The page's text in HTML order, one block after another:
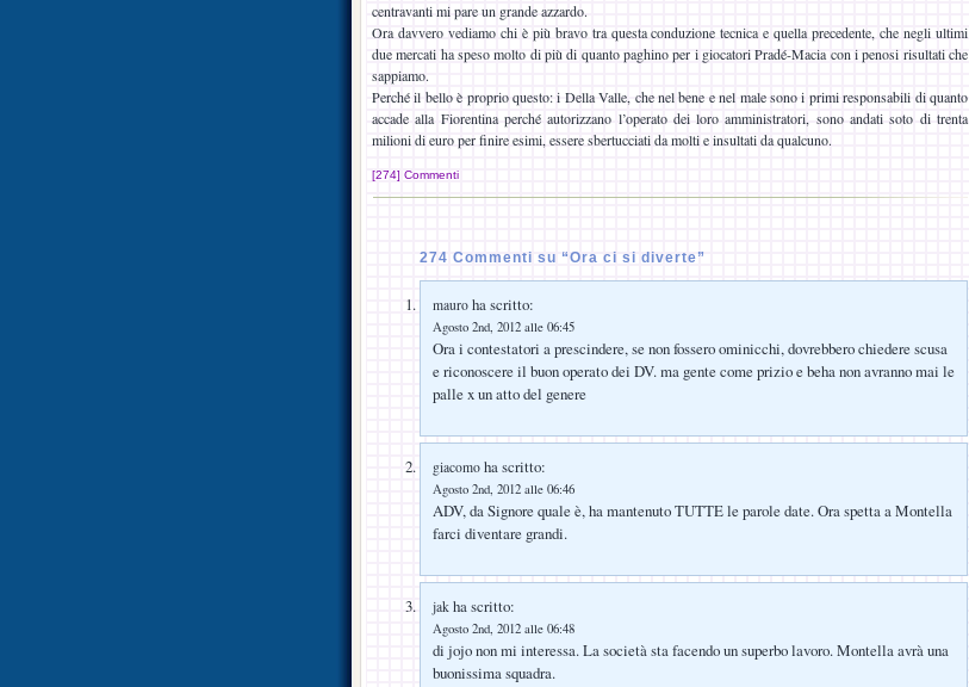
centravanti mi pare un grande azzardo.
Ora davvero vediamo chi è più bravo tra questa conduzione tecnica e quella precedente, che negli ultimi
due mercati ha speso molto di più di quanto paghino per i giocatori Pradé-Macia con i penosi risultati che
sappiamo.
Perché il bello è proprio questo: i Della Valle, che nel bene e nel male sono i primi responsabili di quanto
accade alla Fiorentina perché autorizzano l’operato dei loro amministratori, sono andati soto di trenta
milioni di euro per finire esimi, essere sbertucciati da molti e insultati da qualcuno.
[274] Commenti
274 Commenti su “Ora ci si diverte”
mauro ha scritto:
Agosto 2nd, 2012 alle 06:45
Ora i contestatori a prescindere, se non fossero ominicchi, dovrebbero chiedere scusa
e riconoscere il buon operato dei DV. ma gente come prizio e beha non avranno mai le
palle x un atto del genere
giacomo ha scritto:
Agosto 2nd, 2012 alle 06:46
ADV, da Signore quale è, ha mantenuto TUTTE le parole date. Ora spetta a Montella
farci diventare grandi.
jak ha scritto:
Agosto 2nd, 2012 alle 06:48
di jojo non mi interessa. La società sta facendo un superbo lavoro. Montella avrà una
buonissima squadra.